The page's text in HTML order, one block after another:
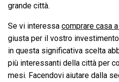
grande città.
Se vi interessa comprare casa
giusta per il vostro
in questa significativa scelta
più interessanti della città per
mesi. Facendovi aiutare dalla